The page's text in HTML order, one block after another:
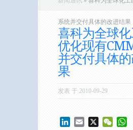
系统并交付具体的改进结果
喜科为全球
优化现有
并交付具体
果
发表 于 2010-09-29
LinkedIn
Email X